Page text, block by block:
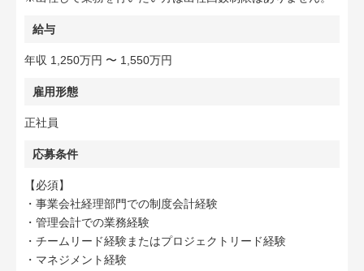
給与
年収 1,250万円 〜 1,550万円
雇用形態
正社員
応募条件
【必須】
・事業会社経理部門での制度会計経験
・管理会計での業務経験
・チームリード経験またはプロジェクトリード経験
・マネジメント経験